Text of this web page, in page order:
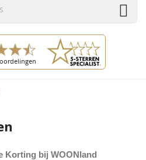
Korting bij WOONland